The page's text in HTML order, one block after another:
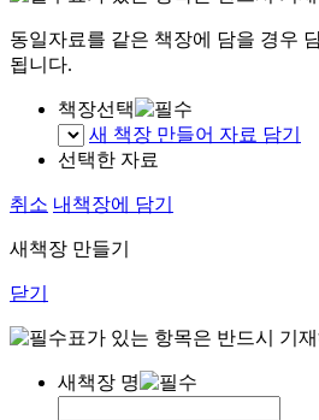
동일자료를 같은 책장에 담을 경우
됩니다.
책장선택
새 책장 만들어 자료 담기
선택한 자료
취소 내책장에 담기
새책장 만들기
닫기
표가 있는 항목은 반드시 기
새책장 명